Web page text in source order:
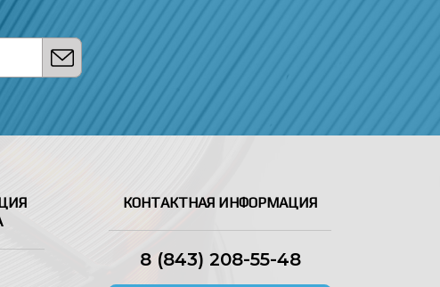
КОНТАКТНАЯ ИНФОРМАЦИЯ
8 (843) 208-55-48